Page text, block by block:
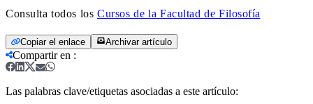
Consulta todos los Cursos de la Facultad de Filosofía
Copiar el enlace Archivar artículo
Compartir en :
Las palabras clave/etiquetas asociadas a este artículo: